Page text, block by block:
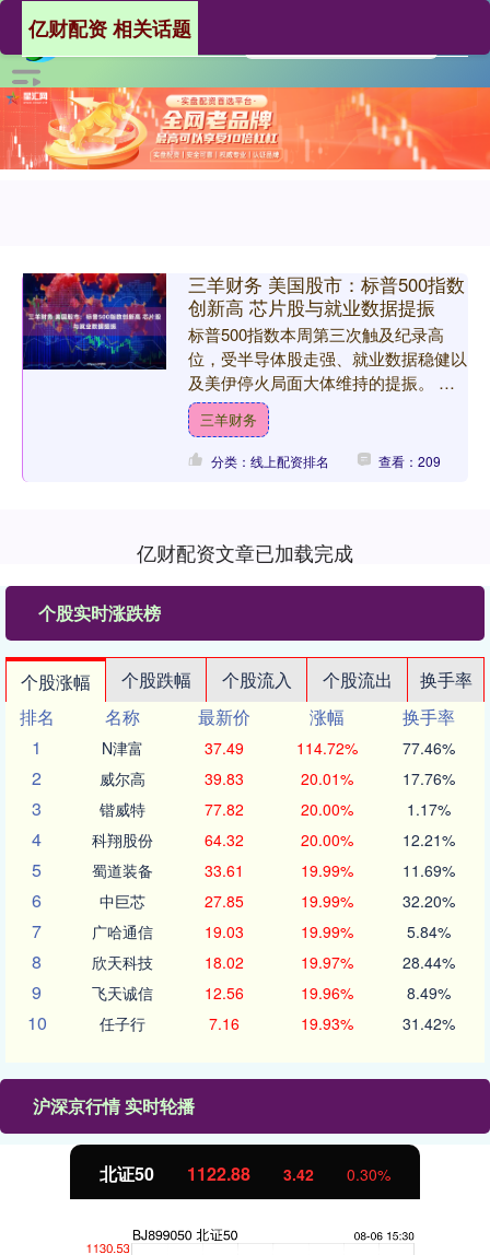
亿财配资 相关话题
三羊财务 美国股市：标普500指数
创新高 芯片股与就业数据提振
标普500指数本周第三次触及纪录高
位，受半导体股走强、就业数据稳健以
及美伊停火局面大体维持的提振。 标
普500指数上涨0.8%，11个板块中有5
个上涨，其中科技....
三羊财务
分类：线上配资排名 查看：209
亿财配资文章已加载完成
个股实时涨跌榜
个股涨幅 个股跌幅 个股流入 个股流出
换手率
排名
名称 最新价 涨幅
换手率
1
N津富 37.49 114.72% 77.46%
2 威尔高 39.83 20.01% 17.76%
3 锴威特 77.82 20.00% 1.17%
4 科翔股份 64.32 20.00% 12.21%
5 蜀道装备 33.61 19.99% 11.69%
6 中巨芯 27.85 19.99% 32.20%
7 广哈通信 19.03 19.99% 5.84%
8 欣天科技 18.02 19.97% 28.44%
9 飞天诚信 12.56 19.96% 8.49%
10 任子行 7.16 19.93% 31.42%
沪深京行情 实时轮播
北证50 1122.88 3.42 0.30%